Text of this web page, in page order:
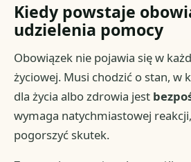
Kiedy powstaje
udzielenia pomocy
Obowiązek nie pojawia się w
życiowej. Musi chodzić o stan, w
dla życia albo zdrowia jest
wymaga natychmiastowej
pogorszyć skutek.